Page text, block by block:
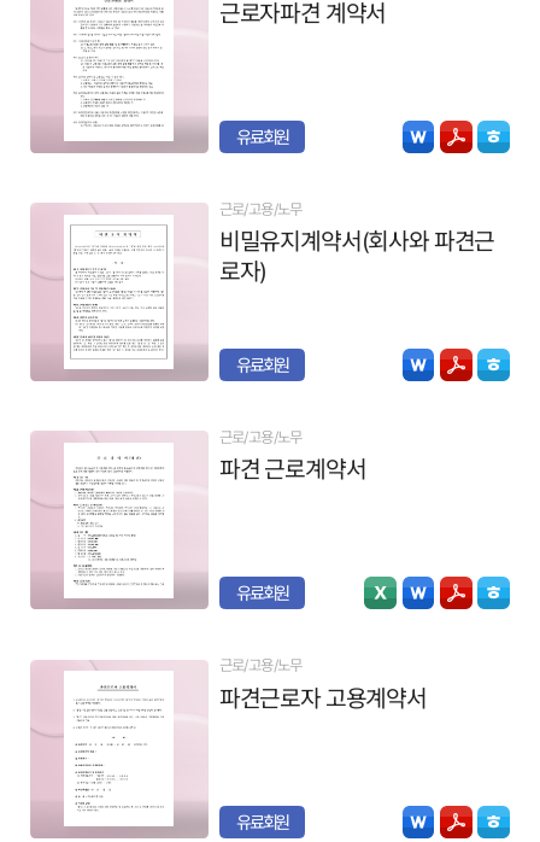
근로자파견 계약서
유료회원
근로/고용/노무
비밀유지계약서(회사와 파견근
로자)
유료회원
근로/고용/노무
파견 근로계약서
유료회원
근로/고용/노무
파견근로자 고용계약서
유료회원